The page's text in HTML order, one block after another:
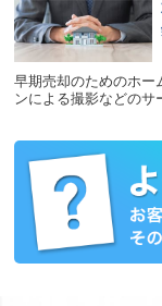
早期売却のためのホー
ンによる撮影などの